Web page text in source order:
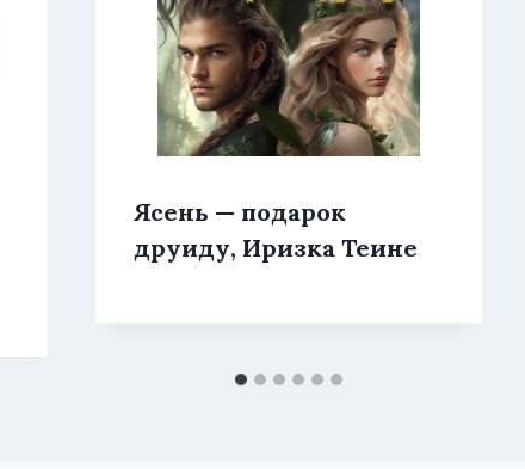
Ясень — подарок
друиду, Иризка Теине